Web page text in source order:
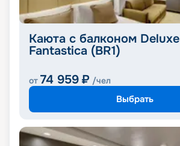
Каюта с балконом Deluxe
Fantastica (BR1)
от 74 959 ₽ /чел
Выбрать